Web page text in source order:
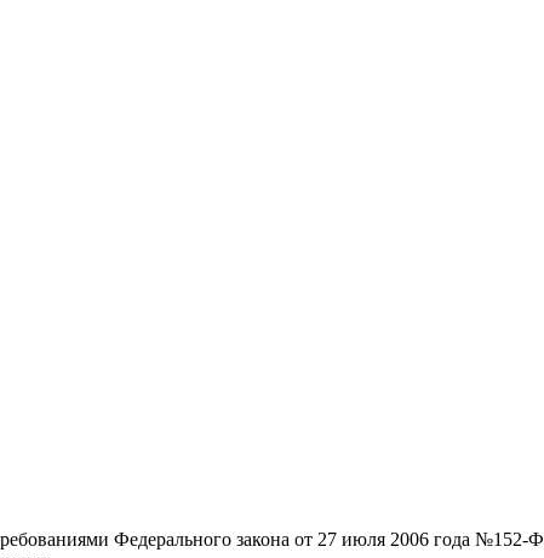
Федерального закона от 27 июля 2006 года